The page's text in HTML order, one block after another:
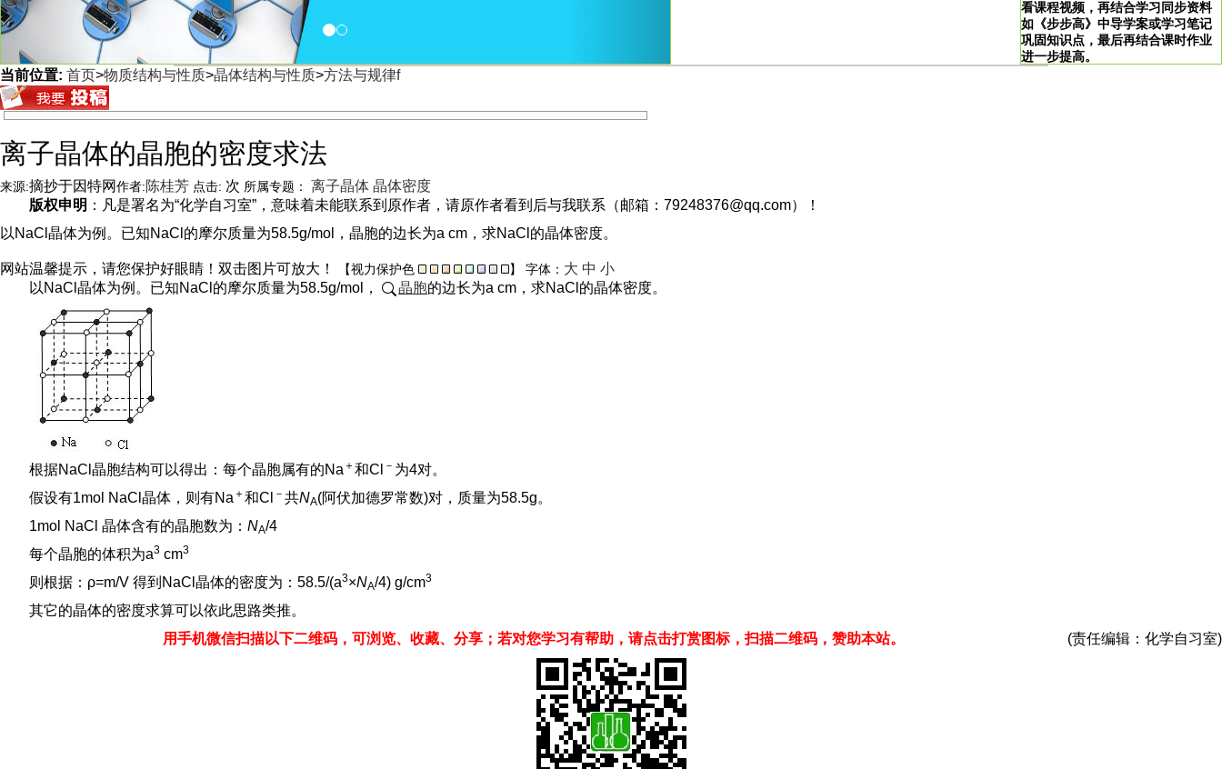
看课程视频，再结合学习同步资料
如《步步高》中导学案或学习笔记
巩固知识点，最后再结合课时作业
进一步提高。
<
当前位置: 首页>物质结构与性质>晶体结构与性质>方法与规律f
离子晶体的晶胞的密度求法
来源:摘抄于因特网 作者: 陈桂芳 点击: 次 所属专题： 离子晶体 晶体密度
版权申明 ：凡是署名为“化学自习室”，意味着未能联系到原作者，请原作者看到后与我联系（邮箱：79248376@qq.com）！
以NaCl晶体为例。已知NaCl的摩尔质量为58.5g/mol，晶胞的边长为a cm，求NaCl的晶体密度。
网站温馨提示，请您保护好眼睛！双击图片可放大！ 【视力保护色 】 字体： 大 中 小
以NaCl晶体为例。已知NaCl的摩尔质量为58.5g/mol，
晶胞的边长为a cm，求NaCl的晶体密度。
根据NaCl晶胞结构可以得出：每个晶胞属有的Na ＋和Cl － 为4对。
假设有1mol NaCl晶体，则有Na ＋和Cl － 共NA(阿伏加德罗常数)对，质量为58.5g。
1mol NaCl 晶体含有的晶胞数为： NA/4
每个晶胞的体积为a3 cm3
则根据：ρ=m/V 得到NaCl晶体的密度为：58.5/(a3×NA/4) g/cm3
其它的晶体的密度求算可以依此思路类推。
(责任编辑：化学自习室)
用手机微信扫描以下二维码，可浏览、收藏、分享；若对您学习有帮助，请点击打赏图标，扫描二维码，赞助本站。